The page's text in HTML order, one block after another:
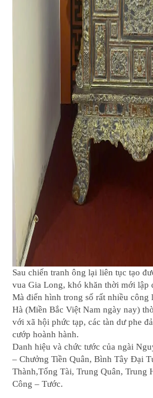
Sau chiến tranh ông lại liên tục tạo
vua Gia Long, khó khăn thời mới lập
Mà điển hình trong số rất nhiều công
Hà (Miền Bắc Việt Nam ngày nay)
với xã hội phức tạp, các tàn dư phe
cướp hoành hành.
Danh hiệu và chức tước của ngài
– Chưởng Tiền Quân, Bình Tây Đại
Thành,Tổng Tài, Trung Quân, Trung
Công – Tước.